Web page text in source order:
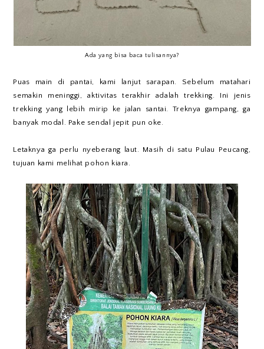
Ada yang bisa baca tulisannya?
Puas main di pantai, kami lanjut sarapan. Sebelum matahari
semakin meninggi, aktivitas terakhir adalah trekking. Ini jenis
trekking yang lebih mirip ke jalan santai. Treknya gampang, ga
banyak modal. Pake sendal jepit pun oke.
Letaknya ga perlu nyeberang laut. Masih di satu Pulau Peucang,
tujuan kami melihat pohon kiara.